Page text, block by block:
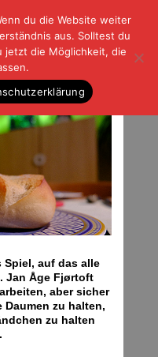
der Rest
|DATENSCHUTZ
Spiel, auf das alle
Jan Åge Fjørtoft
aber sicher
zu halten,
zu halten
du die Website weiter
aus. Solltest du
jetzt die Möglichkeit, die